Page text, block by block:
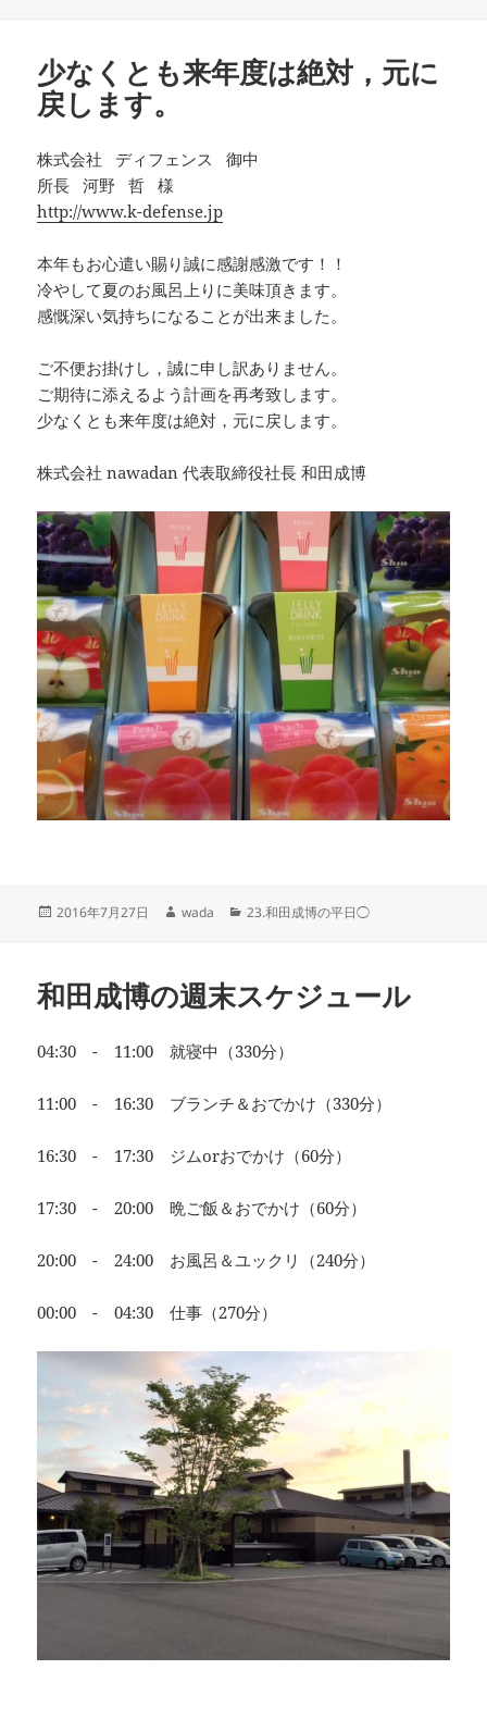
ー
少なくとも来年度は絶対，元に
戻します。
株式会社 ディフェンス 御中
所長 河野 哲 様
http://www.k-defense.jp
本年もお心遣い賜り誠に感謝感激です！！
冷やして夏のお風呂上りに美味頂きます。
感慨深い気持ちになることが出来ました。
ご不便お掛けし，誠に申し訳ありません。
ご期待に添えるよう計画を再考致します。
少なくとも来年度は絶対，元に戻します。
株式会社 nawadan 代表取締役社長 和田成博
投
2016年7月27日
作
wada
カ
ー
23.和田成博の平日◯
和田成博の週末スケジュール
04:30 - 11:00 就寝中（330分）
11:00 - 16:30 ブランチ＆おでかけ（330分）
16:30 - 17:30 ジムorおでかけ（60分）
17:30 - 20:00 晩ご飯＆おでかけ（60分）
20:00 - 24:00 お風呂＆ユックリ（240分）
00:00 - 04:30 仕事（270分）